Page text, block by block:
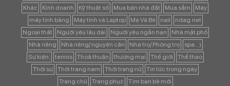
Khác
Kinh doanh Kỹ thuật số Mua bán nhà đất Mua sắm
Máy
máy tính bảng
Máy tính và Laptop Mẹ Và Bé nail
ndag.net
Ngoại thất
Người yêu lâu dài Người yêu ngắn hạn
Nhà mặt phố
Nhà riêng
Nhà riêng/ nguyên căn Nhà trọ/ Phòng trọ
spa...)
Sự kiện:
tennis Thoả thuận thương mại Thế giới
Thể thao
Thời sự
Thời trang nam Thời trang nữ
Tin tức trong ngày
Trang chủ
Trang phục
Tìm bạn bè mới